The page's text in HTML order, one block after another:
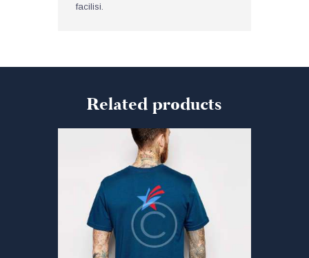
facilisi.
Related products
PEOPLE
Back Logo Shirt
$22
ADD TO CART